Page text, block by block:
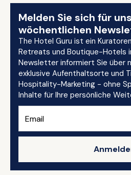
Melden Sie sich für
wöchentlichen
The Hotel Guru ist ein
Retreats und Boutique-Hotels
Newsletter informiert Sie über
exklusive Aufenthaltsorte und
Hospitality-Marketing - ohne
Inhalte für Ihre persönliche